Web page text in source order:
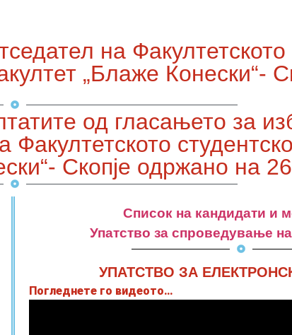
на Факултетското
„Блаже Конески“-
од гласањето за
Факултетското
Скопје одржано на
Список на кандидати и
Упатство за спроведување
УПАТСТВО ЗА
Погледнете го видеото…